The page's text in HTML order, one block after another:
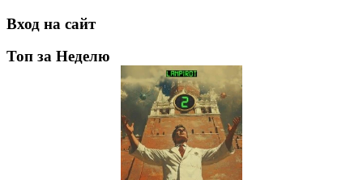
Вход на сайт
Топ за Неделю